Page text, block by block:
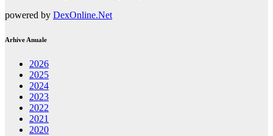
powered by DexOnline.Net
Arhive Anuale
2026
2025
2024
2023
2022
2021
2020